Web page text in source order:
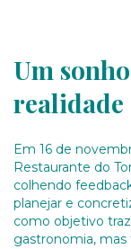
Um
realidade
Em 16 de
Restaurante do
colhendo
planejar e
como objetivo
gastronomia,